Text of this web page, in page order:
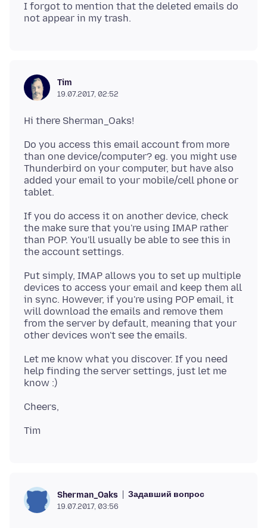
I forgot to mention that the deleted emails do
Tim
19.07.2017, 02:52
Do you access this email account from more
than one device/computer? eg. you might use
Thunderbird on your computer, but have also
added your email to your mobile/cell phone or
If you do access it on another device, check
the make sure that you're using IMAP rather
than POP. You'll usually be able to see this in
Put simply, IMAP allows you to set up multiple
devices to access your email and keep them all
in sync. However, if you're using POP email, it
will download the emails and remove them
from the server by default, meaning that your
Let me know what you discover. If you need
help finding the server settings, just let me
Sherman_Oaks Задавший вопрос
19.07.2017, 03:56